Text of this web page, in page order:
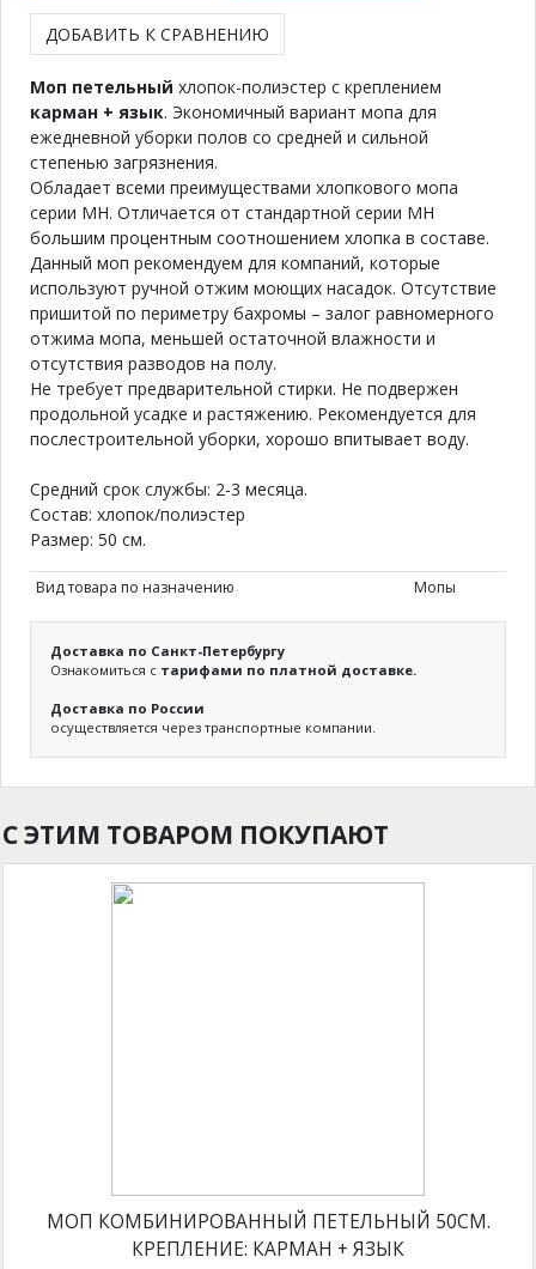
ДОБАВИТЬ К СРАВНЕНИЮ
Моп петельный хлопок-полиэстер с креплением
карман + язык. Экономичный вариант мопа для
ежедневной уборки полов со средней и сильной
степенью загрязнения.
Обладает всеми преимуществами хлопкового мопа
серии МН. Отличается от стандартной серии МН
большим процентным соотношением хлопка в составе.
Данный моп рекомендуем для компаний, которые
используют ручной отжим моющих насадок. Отсутствие
пришитой по периметру бахромы – залог равномерного
отжима мопа, меньшей остаточной влажности и
отсутствия разводов на полу.
Не требует предварительной стирки. Не подвержен
продольной усадке и растяжению. Рекомендуется для
послестроительной уборки, хорошо впитывает воду.
Средний срок службы: 2-3 месяца.
Состав: хлопок/полиэстер
Размер: 50 см.
Вид товара по назначению Мопы
Доставка по Санкт-Петербургу
Ознакомиться с тарифами по платной доставке.
Доставка по России
осуществляется через транспортные компании.
С ЭТИМ ТОВАРОМ ПОКУПАЮТ
МОП КОМБИНИРОВАННЫЙ ПЕТЕЛЬНЫЙ 50СМ.
КРЕПЛЕНИЕ: КАРМАН + ЯЗЫК